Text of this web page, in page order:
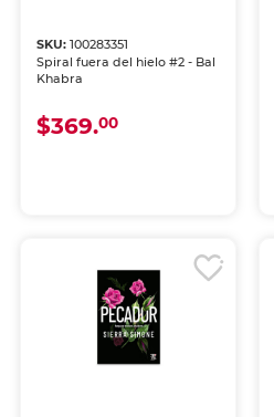
SKU:100283351
Spiral fuera del hielo #2 - Bal
Khabra
$369.00